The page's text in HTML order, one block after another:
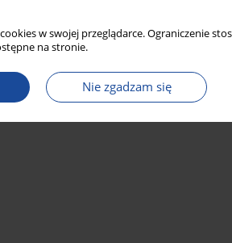
w swojej przeglądarce. Ograniczenie
na stronie.
Nie zgadzam się